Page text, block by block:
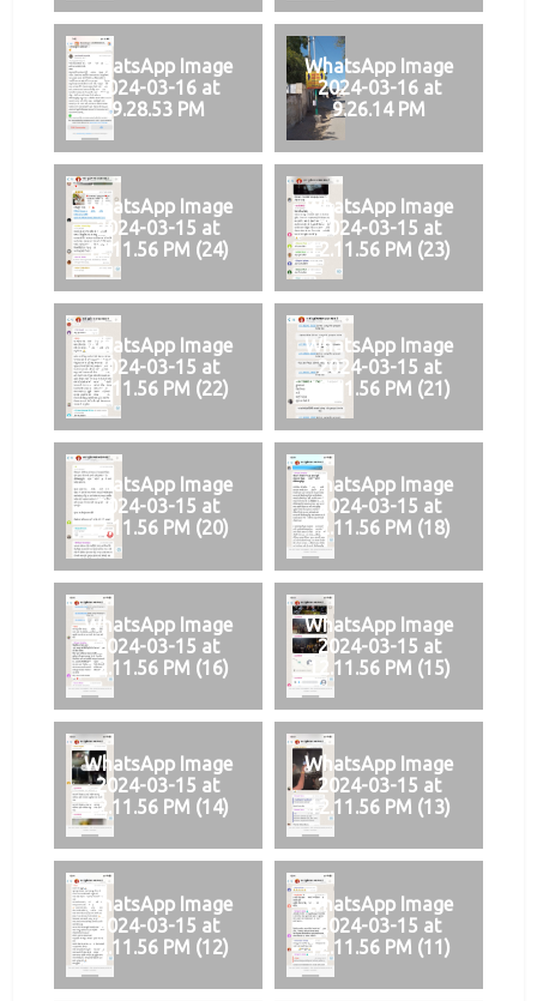
WhatsApp Image
2024-03-16 at
9.28.53 PM
WhatsApp Image
2024-03-16 at
9.26.14 PM
WhatsApp Image
2024-03-15 at
12.11.56 PM (24)
WhatsApp Image
2024-03-15 at
12.11.56 PM (23)
WhatsApp Image
2024-03-15 at
12.11.56 PM (22)
WhatsApp Image
2024-03-15 at
12.11.56 PM (21)
WhatsApp Image
2024-03-15 at
12.11.56 PM (20)
WhatsApp Image
2024-03-15 at
12.11.56 PM (18)
WhatsApp Image
2024-03-15 at
12.11.56 PM (16)
WhatsApp Image
2024-03-15 at
12.11.56 PM (15)
WhatsApp Image
2024-03-15 at
12.11.56 PM (14)
WhatsApp Image
2024-03-15 at
12.11.56 PM (13)
WhatsApp Image
2024-03-15 at
12.11.56 PM (12)
WhatsApp Image
2024-03-15 at
12.11.56 PM (11)